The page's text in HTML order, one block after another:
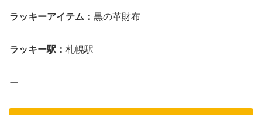
ラッキーアイテム： 黒の革財布
ラッキー駅： 札幌駅
ー